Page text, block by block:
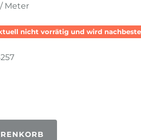
Meter
nicht vorrätig und wird